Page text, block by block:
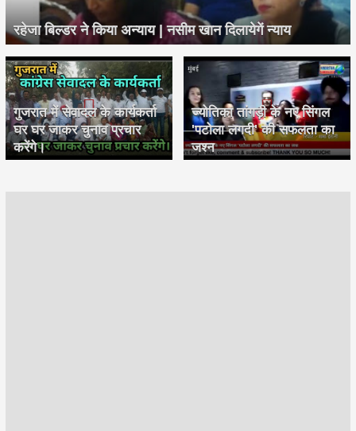
रहेजा बिल्डर ने किया अन्याय | नसीम खान दिलायेगें न्याय
गुजरात में सेवादल के कार्यकर्ता
घर घर जाकर चुनाव प्रचार
करेंगे।
ज्योतिका तांगड़ी के नए सिंगल
'पटोला लगदी' की सफलता का
जश्न